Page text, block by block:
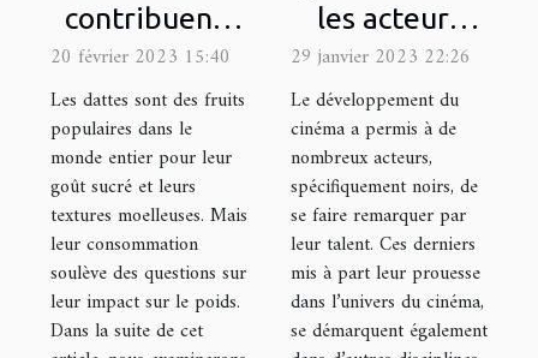
contribuent-
elles à la prise
de poids ?
20 février 2023 15:40
Les dattes sont des fruits
populaires dans le
monde entier pour leur
goût sucré et leurs
textures moelleuses. Mais
leur consommation
soulève des questions sur
leur impact sur le poids.
Dans la suite de cet
les acteurs
noirs français
les plus
célèbres ?
29 janvier 2023 22:26
Le développement du
cinéma a permis à de
nombreux acteurs,
spécifiquement noirs, de
se faire remarquer par
leur talent. Ces derniers
mis à part leur prouesse
dans l’univers du cinéma,
se démarquent également